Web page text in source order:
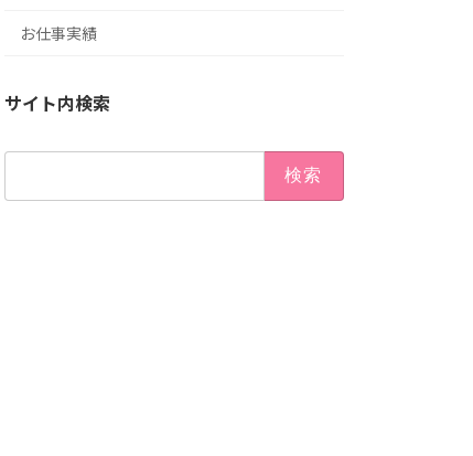
お仕事実績
サイト内検索